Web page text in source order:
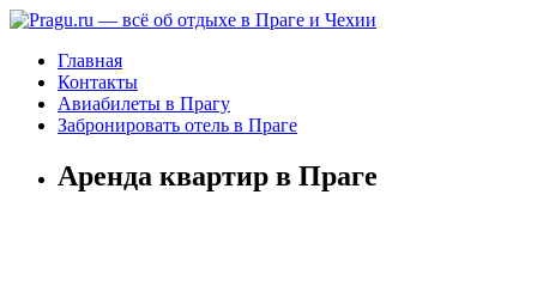
Главная
Контакты
Авиабилеты в Прагу
Забронировать отель в Праге
Аренда квартир в Праге